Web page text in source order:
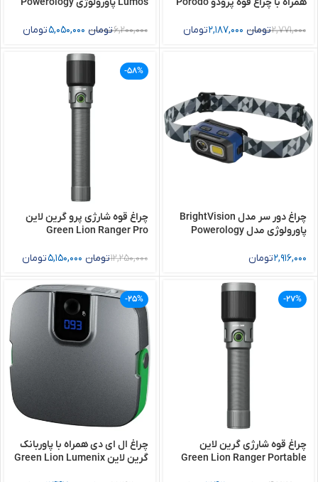
Bank
2,771,000تومان 2,187,000تومان
with Laser
6,200,000تومان 5,050,000تومان
چراغ دور سر مدل BrightVision
پاورولوژی مدل Powerology
LED Headlamp
2,916,000تومان
-58%
چراغ قوه شارژی پرو گرین لاین
Green Lion Ranger Pro
12,250,000تومان 5,150,000تومان
-27%
چراغ قوه شارژی گرین لاین
Green Lion Ranger Portable
-25%
چراغ ال ای دی همراه با پاوربانک
گرین لاین Green Lion Lumenix